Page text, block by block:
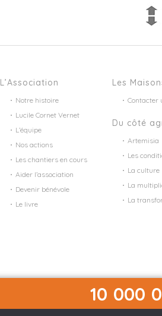
L’Association
Notre histoire
Lucile Cornet Vernet
L’équipe
Nos actions
Les chantiers en cours
Aider l’association
Devenir bénévole
Le livre
Les
Contacter
Du côté
Artemisia
Les
La culture
La
La
10 000